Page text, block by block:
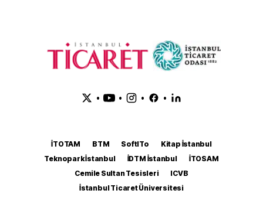
• • • •
İTOTAM BTM SoftITo
Kitap İstanbul
Teknopark İstanbul
İDTM İstanbul
İTOSAM
Cemile Sultan Tesisleri
ICVB
İstanbul Ticaret Üniversitesi